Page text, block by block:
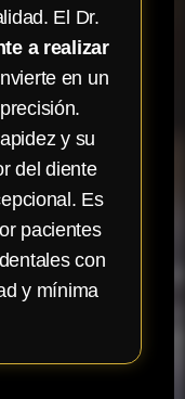
El Dr.
a realizar
en un
y su
del diente
Es
pacientes
con
y mínima